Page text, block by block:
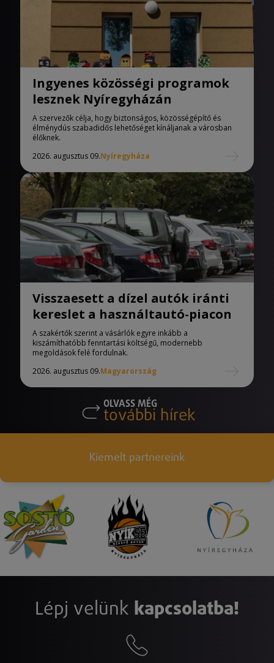
Ingyenes közösségi programok
lesznek Nyíregyházán
A szervezők célja, hogy biztonságos, közösségépítő és
élménydús szabadidős lehetőséget kínáljanak a városban
élőknek.
2026. augusztus 09.Nyíregyháza
Visszaesett a dízel autók iránti
kereslet a használtautó-piacon
A szakértők szerint a vásárlók egyre inkább a
kiszámíthatóbb fenntartási költségű, modernebb
megoldások felé fordulnak.
2026. augusztus 09.Magyarország
OLVASS MÉG
további hírek
Kiemelt partnereink
Lépj velünk kapcsolatba!